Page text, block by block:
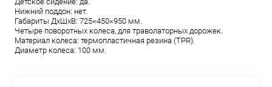
Нижний поддон: нет.
Габариты ДхШхВ: 725×450×950 мм.
Четыре поворотных колеса, для траволаторных дорожек.
Материал колеса: термопластичная резина (TPR).
Диаметр колеса: 100 мм.